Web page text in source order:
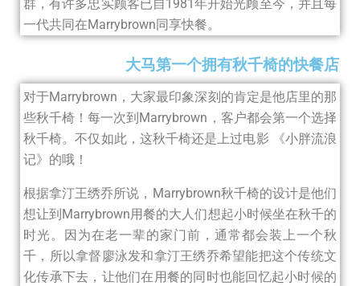
群，有许多忠实顾客已自1981年开始光顾至今，并且每
一代共同在Marrybrown同享快餐。
大马第一个拥有秋千椅的快餐店
对于Marrybrown，大家最印象深刻的肯定是他店里的那
些秋千椅！每一次到Marrybrown，客户都会第一个选择
秋千椅。不仅如此，这秋千椅还是上过电影 《小胖流浪
记》的哦！
根据拿汀王绣乔所说，Marrybrown秋千椅的设计是他们
想让到Marrybrown用餐的大人们想起小时候坐在秋千的
时光。因为在老一辈的家门前，通常都会装上一个秋
千，所以拿督廖泳发和拿汀王绣乔希望能把这个传统文
化传承下去，让他们在用餐的同时也能回忆起小时候的